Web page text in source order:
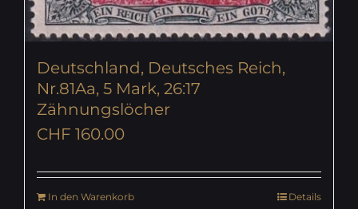
Deutschland, Deutsches Reich,
Nr.81Aa, 5 Mark, 26:17
Zähnungslöcher
CHF 160.00
In den Warenkorb
Details